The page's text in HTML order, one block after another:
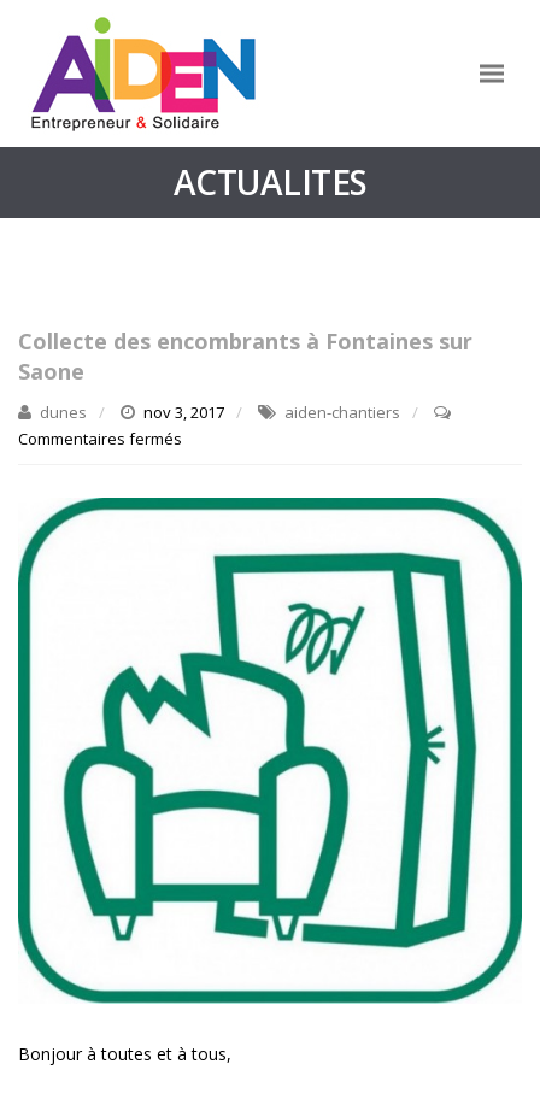
ACTUALITES
Collecte des encombrants à Fontaines sur
Saone
dunes nov 3, 2017
aiden-chantiers
Commentaires fermés
encombrants
Fontaines
Saone
Bonjour à toutes et à tous,